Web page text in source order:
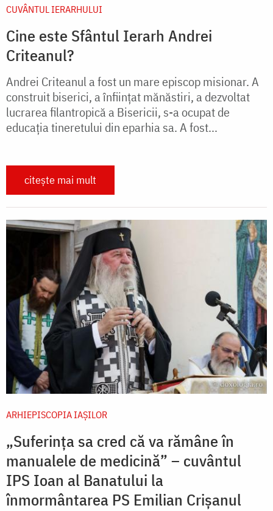
CUVÂNTUL IERARHULUI
Cine este Sfântul Ierarh Andrei
Criteanul?
Andrei Criteanul a fost un mare episcop misionar. A
construit biserici, a înființat mănăstiri, a dezvoltat
lucrarea filantropică a Bisericii, s-a ocupat de
educația tineretului din eparhia sa. A fost...
citește mai mult
ARHIEPISCOPIA IAŞILOR
„Suferința sa cred că va rămâne în
manualele de medicină” – cuvântul
IPS Ioan al Banatului la
înmormântarea PS Emilian Crișanul